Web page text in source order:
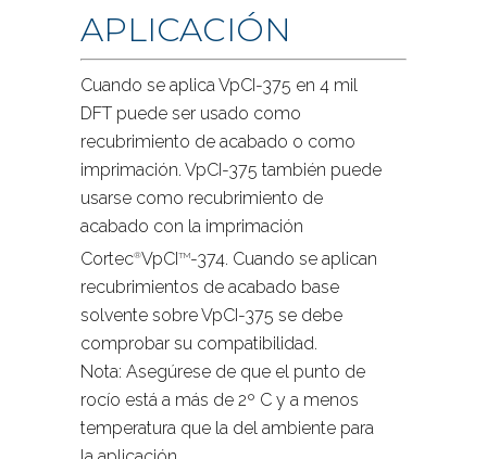
APLICACIÓN
Cuando se aplica VpCI-375 en 4 mil
DFT puede ser usado como
recubrimiento de acabado o como
imprimación. VpCI-375 también puede
usarse como recubrimiento de
acabado con la imprimación
Cortec®VpCITM-374. Cuando se aplican
recubrimientos de acabado base
solvente sobre VpCI-375 se debe
comprobar su compatibilidad.
Nota: Asegúrese de que el punto de
rocío está a más de 2º C y a menos
temperatura que la del ambiente para